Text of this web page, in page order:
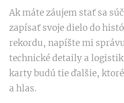
Ak máte záujem stať sa
zapísať svoje dielo do
rekordu, napíšte mi
technické detaily a
karty budú tie ďalšie,
a hlas.